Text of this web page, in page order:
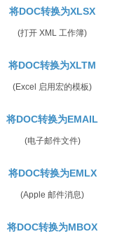
将DOC转换为XLSX
(打开 XML 工作簿)
将DOC转换为XLTM
(Excel 启用宏的模板)
将DOC转换为EMAIL
(电子邮件文件)
将DOC转换为EMLX
(Apple 邮件消息)
将DOC转换为MBOX